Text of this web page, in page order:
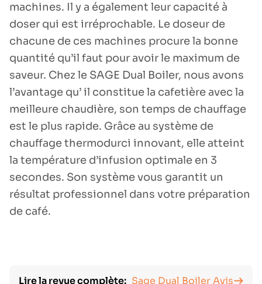
machines. Il y a également leur capacité à
doser qui est irréprochable. Le doseur de
chacune de ces machines procure la bonne
quantité qu’il faut pour avoir le maximum de
saveur. Chez le SAGE Dual Boiler, nous avons
l’avantage qu’ il constitue la cafetière avec la
meilleure chaudière, son temps de chauffage
est le plus rapide. Grâce au système de
chauffage thermodurci innovant, elle atteint
la température d’infusion optimale en 3
secondes. Son système vous garantit un
résultat professionnel dans votre préparation
de café.
Lire la revue complète: Sage Dual Boiler Avis